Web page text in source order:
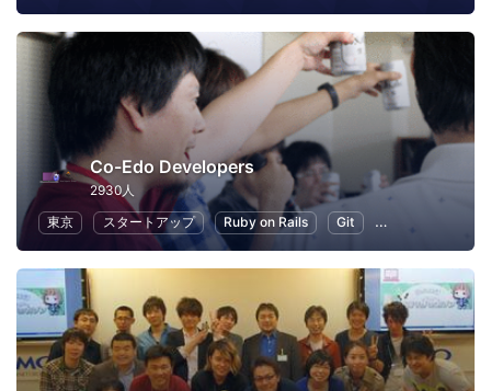
Co-Edo Developers
2930人
東京
スタートアップ Ruby on Rails Git プログラミング